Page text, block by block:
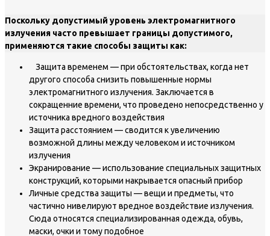
Поскольку допустимый уровень электромагнитного
излучения часто превышает границы допустимого,
применяются такие способы защиты как:
Защита временем — при обстоятельствах, когда нет
другого способа снизить повышенные нормы
электромагнитного излучения. Заключается в
сокращенние времени, что проведено непосредственно у
источника вредного воздействия
Защита расстоянием — сводится к увеличению
возможной длины между человеком и источником
излучения
Экранирование — использование специальных защитных
конструкций, которыми накрывается опасный прибор
Личные средства защиты — вещи и предметы, что
частично нивелируют вредное воздействие излучения.
Сюда относятся специализированная одежда, обувь,
маски, очки и тому подобное